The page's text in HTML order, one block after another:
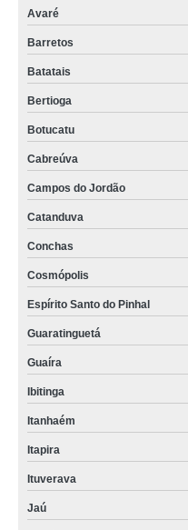
Avaré
Barretos
Batatais
Bertioga
Botucatu
Cabreúva
Campos do Jordão
Catanduva
Conchas
Cosmópolis
Espírito Santo do Pinhal
Guaratinguetá
Guaíra
Ibitinga
Itanhaém
Itapira
Ituverava
Jaú